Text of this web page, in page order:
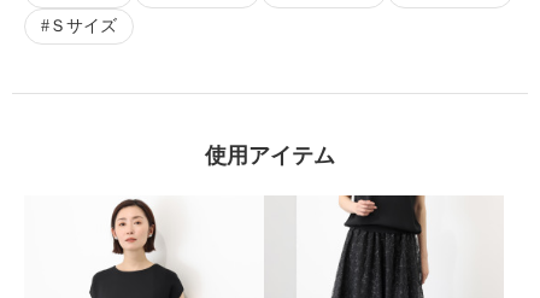
Ｓサイズ
使用アイテム